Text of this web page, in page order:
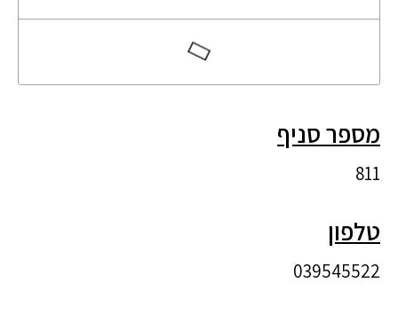
מספר סניף
811
טלפון
039545522